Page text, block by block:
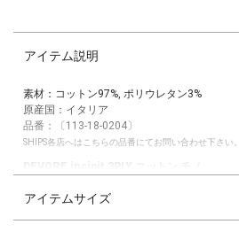
アイテム説明
素材：コットン97%, ポリウレタン3%
原産国：イタリア
品番：〔113-18-0204〕
SHIPS各店へはこちらの品番にてお問い合わせ下さい。
【素材特性】
アイテムサイズ